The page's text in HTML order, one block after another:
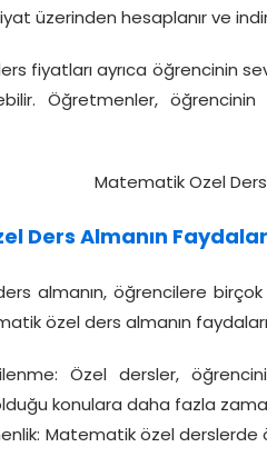
üzerinden hesaplanır ve
fiyatları ayrıca öğrencinin
Öğretmenler,
Ders Almanın
almanın, öğrencilere
özel ders almanın
Özel dersler,
konulara daha fazla zaman
Matematik özel derslerde